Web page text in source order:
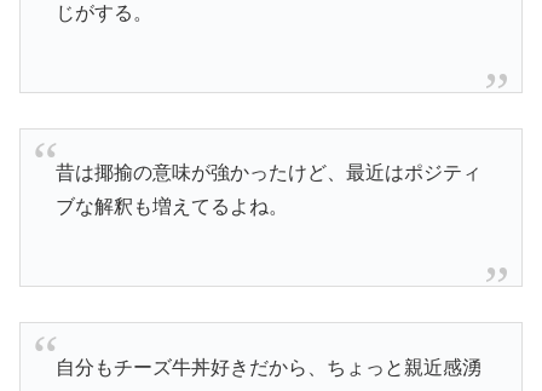
じがする。
昔は揶揄の意味が強かったけど、最近はポジティ
ブな解釈も増えてるよね。
自分もチーズ牛丼好きだから、ちょっと親近感湧